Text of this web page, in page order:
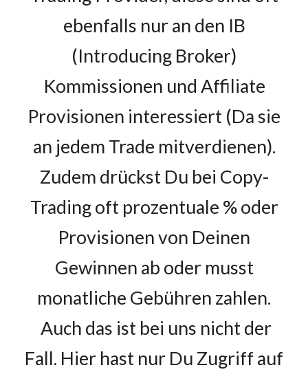
ebenfalls nur an den IB
(Introducing Broker)
Kommissionen und Affiliate
Provisionen interessiert (Dasie
an jedem Trade mitverdienen).
Zudem drückst Du bei Copy-
Trading oft prozentuale % oder
Provisionen von Deinen
Gewinnen ab oder musst
monatliche Gebühren zahlen.
Auch das ist bei uns nicht der
Fall. Hier hast nur Du Zugriff auf